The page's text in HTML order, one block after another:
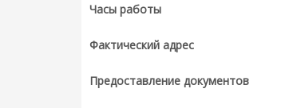
Часы работы
Фактический адрес
Предоставление документов